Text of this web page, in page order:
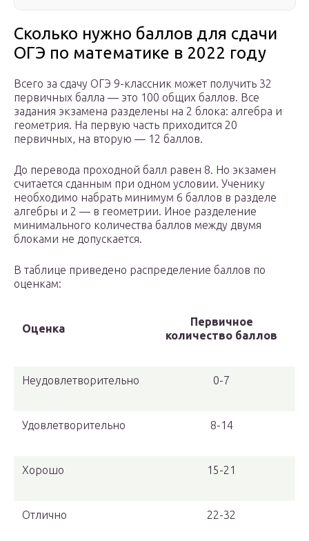
Сколько нужно баллов для сдачи
ОГЭ по математике в 2022 году
Всего за сдачу ОГЭ 9-классник может получить 32
первичных балла — это 100 общих баллов. Все
задания экзамена разделены на 2 блока: алгебра и
геометрия. На первую часть приходится 20
первичных, на вторую — 12 баллов.
До перевода проходной балл равен 8. Но экзамен
считается сданным при одном условии. Ученику
необходимо набрать минимум 6 баллов в разделе
алгебры и 2 — в геометрии. Иное разделение
минимального количества баллов между двумя
блоками не допускается.
В таблице приведено распределение баллов по
оценкам:
Оценка
Первичное
количество баллов
Неудовлетворительно 0-7
Удовлетворительно 8-14
Хорошо 15-21
Отлично 22-32